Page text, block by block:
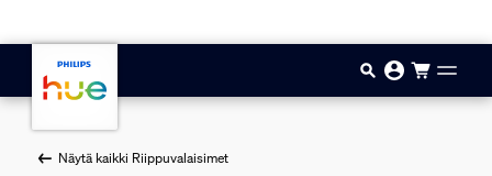
Näytä kaikki Riippuvalaisimet